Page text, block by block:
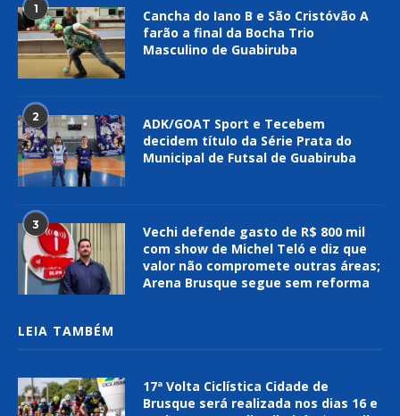
1
Cancha do Iano B e São Cristóvão A
farão a final da Bocha Trio
Masculino de Guabiruba
2
ADK/GOAT Sport e Tecebem
decidem título da Série Prata do
Municipal de Futsal de Guabiruba
3
Vechi defende gasto de R$ 800 mil
com show de Michel Teló e diz que
valor não compromete outras áreas;
Arena Brusque segue sem reforma
LEIA TAMBÉM
17ª Volta Ciclística Cidade de
Brusque será realizada nos dias 16 e